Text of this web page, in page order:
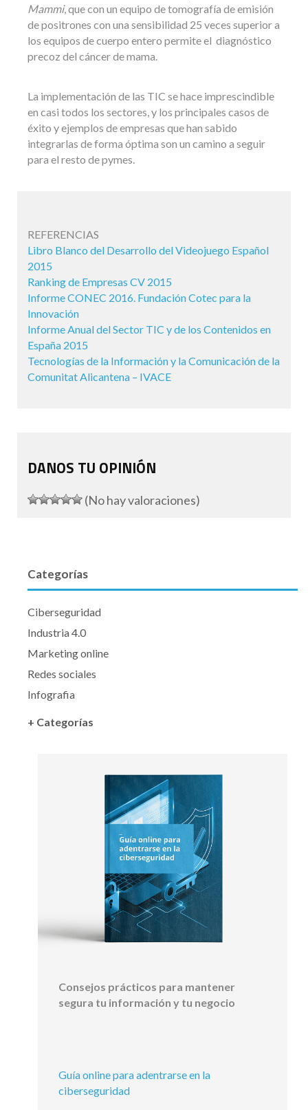
Mammi, que con un equipo de tomografía de emisión
de positrones con una sensibilidad 25 veces superior a
los equipos de cuerpo entero permite el diagnóstico
precoz del cáncer de mama.
La implementación de las TIC se hace imprescindible
en casi todos los sectores, y los principales casos de
éxito y ejemplos de empresas que han sabido
integrarlas de forma óptima son un camino a seguir
para el resto de pymes.
REFERENCIAS
Libro Blanco del Desarrollo del Videojuego Español
2015
Ranking de Empresas CV 2015
Informe CONEC 2016. Fundación Cotec para la
Innovación
Informe Anual del Sector TIC y de los Contenidos en
España 2015
Tecnologías de la Información y la Comunicación de la
Comunitat Alicantena – IVACE
DANOS TU OPINIÓN
(No hay valoraciones)
Categorías
Ciberseguridad
Industria 4.0
Marketing online
Redes sociales
Infografia
+ Categorías
Consejos prácticos para mantener
segura tu información y tu negocio
Guía online para adentrarse en la
ciberseguridad